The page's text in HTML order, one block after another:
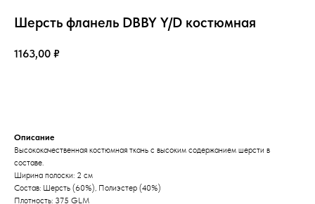
Шерсть фланель DBBY Y/D костюмная
1163,00 ₽
Описание
Высококачественная костюмная ткань с высоким содержанием шерсти в
составе.
Ширина полоски: 2 см
Состав: Шерсть (60%), Полиэстер (40%)
Плотность: 375 GLM